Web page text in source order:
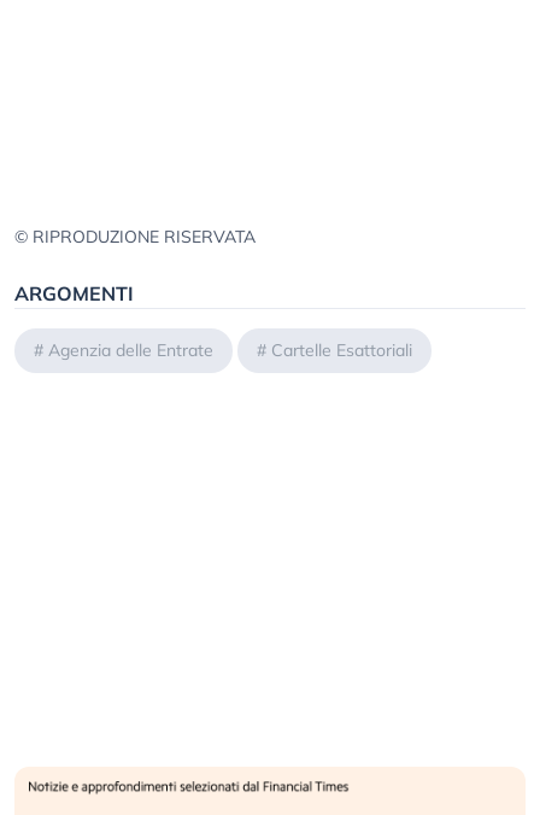
© RIPRODUZIONE RISERVATA
ARGOMENTI
# Agenzia delle Entrate # Cartelle Esattoriali